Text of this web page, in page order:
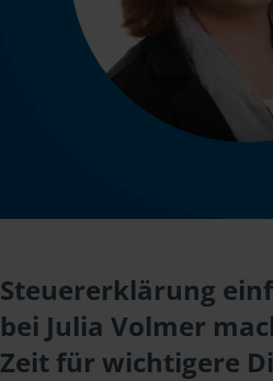
Steuererklärung
bei Julia Volmer
Zeit für wichtigere